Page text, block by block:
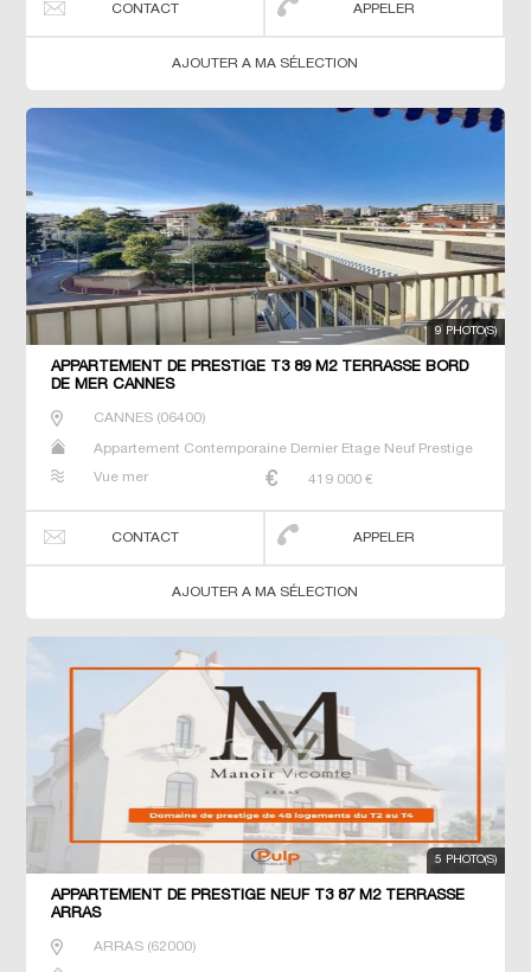
CONTACT APPELER
AJOUTER A MA SÉLECTION
9 PHOTO(S)
APPARTEMENT DE PRESTIGE T3 89 M2 TERRASSE BORD
DE MER CANNES
CANNES(06400)
Appartement Contemporaine Dernier Etage Neuf Prestige
Vue mer
419 000 €
CONTACT APPELER
AJOUTER A MA SÉLECTION
5 PHOTO(S)
APPARTEMENT DE PRESTIGE NEUF T3 87 M2 TERRASSE
ARRAS
ARRAS(62000)